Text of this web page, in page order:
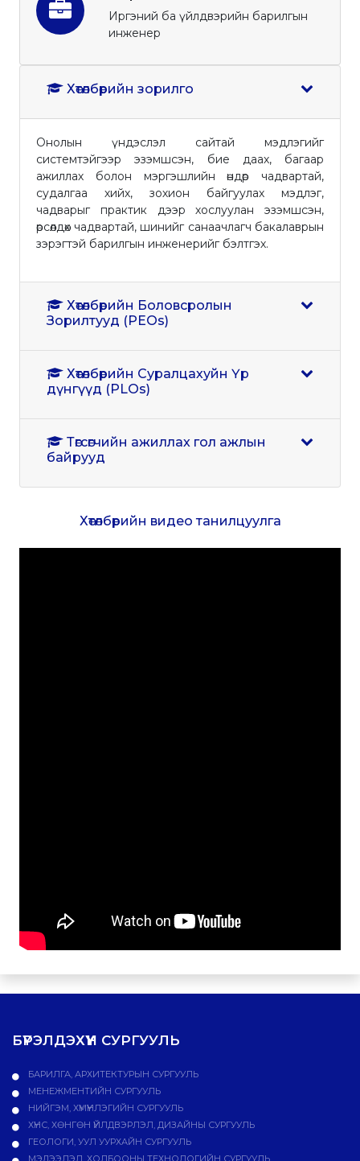
Иргэний ба үйлдвэрийн барилгын
инженер
Хөтөлбөрийн зорилго
Онолын үндэслэл сайтай мэдлэгийг
системтэйгээр эзэмшсэн, бие даах, багаар
ажиллах болон мэргэшлийн өндөр чадвартай,
судалгаа хийх, зохион байгуулах мэдлэг,
чадварыг практик дээр хослуулан эзэмшсэн,
өрсөлдөх чадвартай, шинийг санаачлагч бакалаврын
зэрэгтэй барилгын инженерийг бэлтгэх.
Зорилтууд (PEOs)
дүнгүүд (PLOs)
байрууд
Хөтөлбөрийн видео танилцуулга
БҮРЭЛДЭХҮҮН СУРГУУЛЬ
БАРИЛГА, АРХИТЕКТУРЫН СУРГУУЛЬ
МЕНЕЖМЕНТИЙН СУРГУУЛЬ
НИЙГЭМ, ХҮМҮҮНЛЭГИЙН СУРГУУЛЬ
ХҮНС, ХӨНГӨН ҮЙЛДВЭРЛЭЛ, ДИЗАЙНЫ СУРГУУЛЬ
ГЕОЛОГИ, УУЛ УУРХАЙН СУРГУУЛЬ